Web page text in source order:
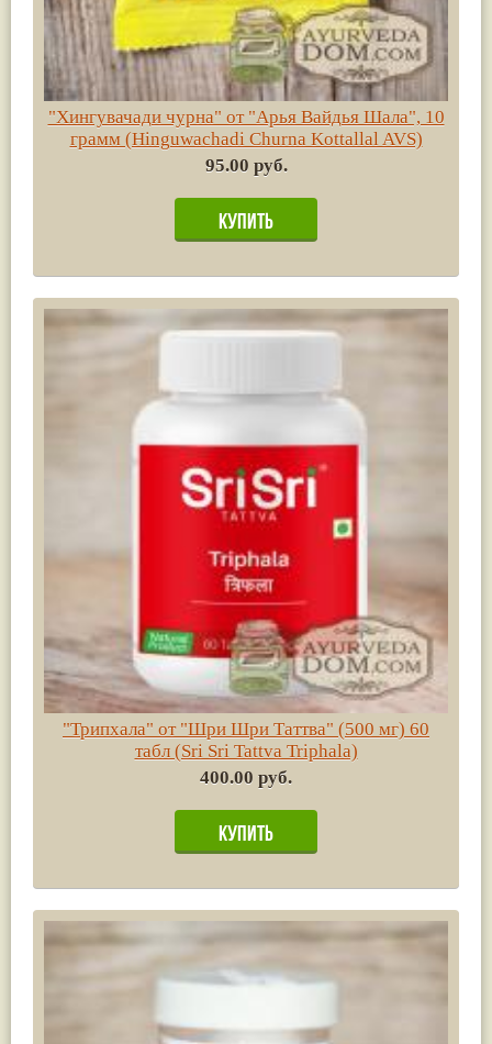
"Хингувачади чурна" от "Арья Вайдья Шала", 10
грамм (Hinguwachadi Churna Kottallal AVS)
95.00 руб.
"Трипхала" от "Шри Шри Таттва" (500 мг) 60
табл (Sri Sri Tattva Triphala)
400.00 руб.